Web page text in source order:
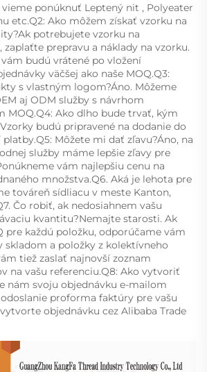
vieme ponúknuť Leptený nit , Polyeater
etc.Q2: Ako môžem získať vzorku na
potrebujete vzorku na
prepravu a náklady na vzorku.
budú vrátené po vložení
väčšej ako naše MOQ.Q3:
s vlastným logom?Áno. Môžeme
aj ODM služby s návrhom
MOQ.Q4: Ako dlho bude trvať, kým
budú pripravené na dodanie do
Môžete mi dať zľavu?Áno, na
služby máme lepšie zľavy pre
vám najlepšiu cenu na
množstva.Q6. Aká je lehota pre
továreň sídliacu v meste Kanton,
Čo robiť, ak nedosiahnem vašu
kvantitu?Nemajte starosti. Ak
pre každú položku, odporúčame vám
skladom a položky z kolektívneho
tiež zaslať najnovší zoznam
na vašu referenciu.Q8: Ako vytvoriť
nám svoju objednávku e-mailom
proforma faktúry pre vašu
objednávku cez Alibaba Trade